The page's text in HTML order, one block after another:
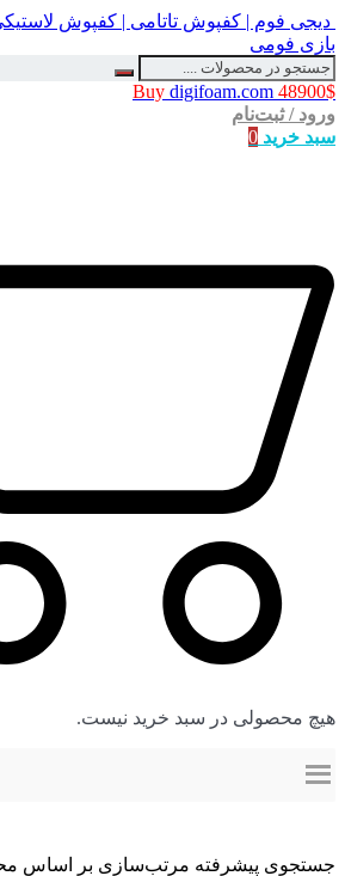
دیجی فوم | کفپوش تاتامی | کفپوش
بازی فومی
Buy digifoam.com 48900$
ورود / ثبت‌نام
سبد خرید 0
هیچ محصولی در سبد خرید نیست.
ورق فوم خودروسازی
جستجوی پیشرفته مرتب‌سازی بر اساس